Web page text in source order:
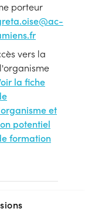
porteur
vers la
la fiche
et
potentiel
formation